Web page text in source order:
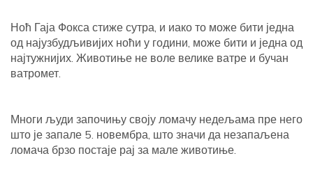
Ноћ Гаја Фокса стиже сутра, и иако то може бити једна
од најузбудљивијих ноћи у години, може бити и једна од
најтужнијих. Животиње не воле велике ватре и бучан
ватромет.
Многи људи започињу своју ломачу недељама пре него
што је запале 5. новембра, што значи да незапаљена
ломача брзо постаје рај за мале животиње.